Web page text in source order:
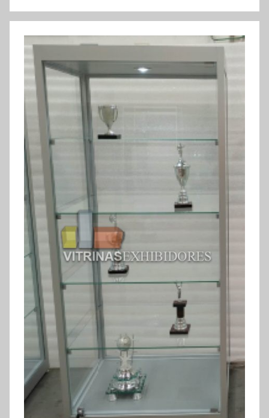
y
exhibidores